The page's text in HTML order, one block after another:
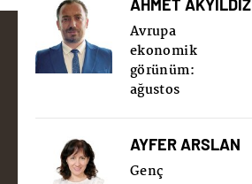
AHMET AKYILDIZ
Avrupa
ekonomik
görünüm:
ağustos
AYFER ARSLAN
Genç